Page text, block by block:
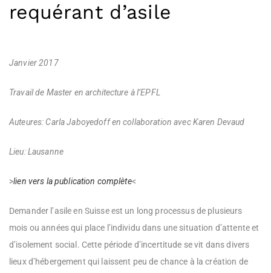
requérant d’asile
Janvier 2017
Travail de Master en architecture à l’EPFL
Auteures: Carla Jaboyedoff en collaboration avec Karen Devaud
Lieu: Lausanne
>lien vers la publication complète<
Demander l’asile en Suisse est un long processus de plusieurs
mois ou années qui place l’individu dans une situation d’attente et
d’isolement social. Cette période d’incertitude se vit dans divers
lieux d’hébergement qui laissent peu de chance à la création de